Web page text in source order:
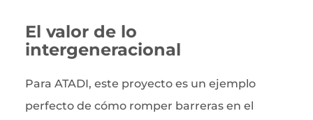
El valor de lo
intergeneracional
Para ATADI, este proyecto es un ejemplo
perfecto de cómo romper barreras en el